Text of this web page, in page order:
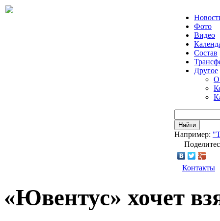
Фото
Видео
Состав
Другое
О
Найти
Например:
Контакты
«Ювентус» хочет